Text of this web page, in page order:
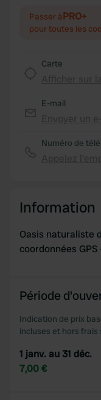
We use cookies to
provide social
our social media,
of their services.
Passer àPRO+
pour toutes les
Carte
E-mail
Numéro de
Information
Oasis naturaliste
coordonnées GPS
Période
Indication de prix
incluses et hors
1 janv. au 31 déc.
7,00 €